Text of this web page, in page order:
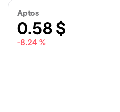
Aptos
0.58 $
-8.24 %